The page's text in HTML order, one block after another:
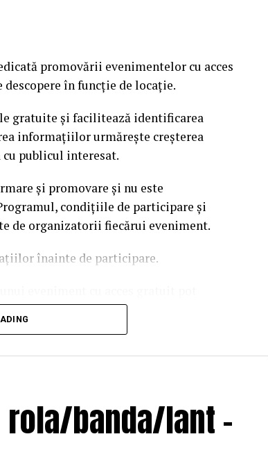
promovării evenimentelor cu acces
în funcție de locație.
gratuite și facilitează identificarea
informațiilor urmărește creșterea
publicul interesat.
și promovare și nu este
condițiile de participare și
de organizatorii fiecărui eveniment.
înainte de participare.
Adresa de contact
rola/banda/lant -